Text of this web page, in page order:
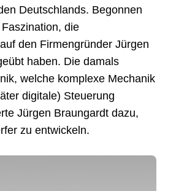
Deutschlands. Begonnen
die
den Firmengründer Jürgen
haben. Die damals
welche komplexe Mechanik
digitale) Steuerung
Jürgen Braungardt dazu,
zu entwickeln.